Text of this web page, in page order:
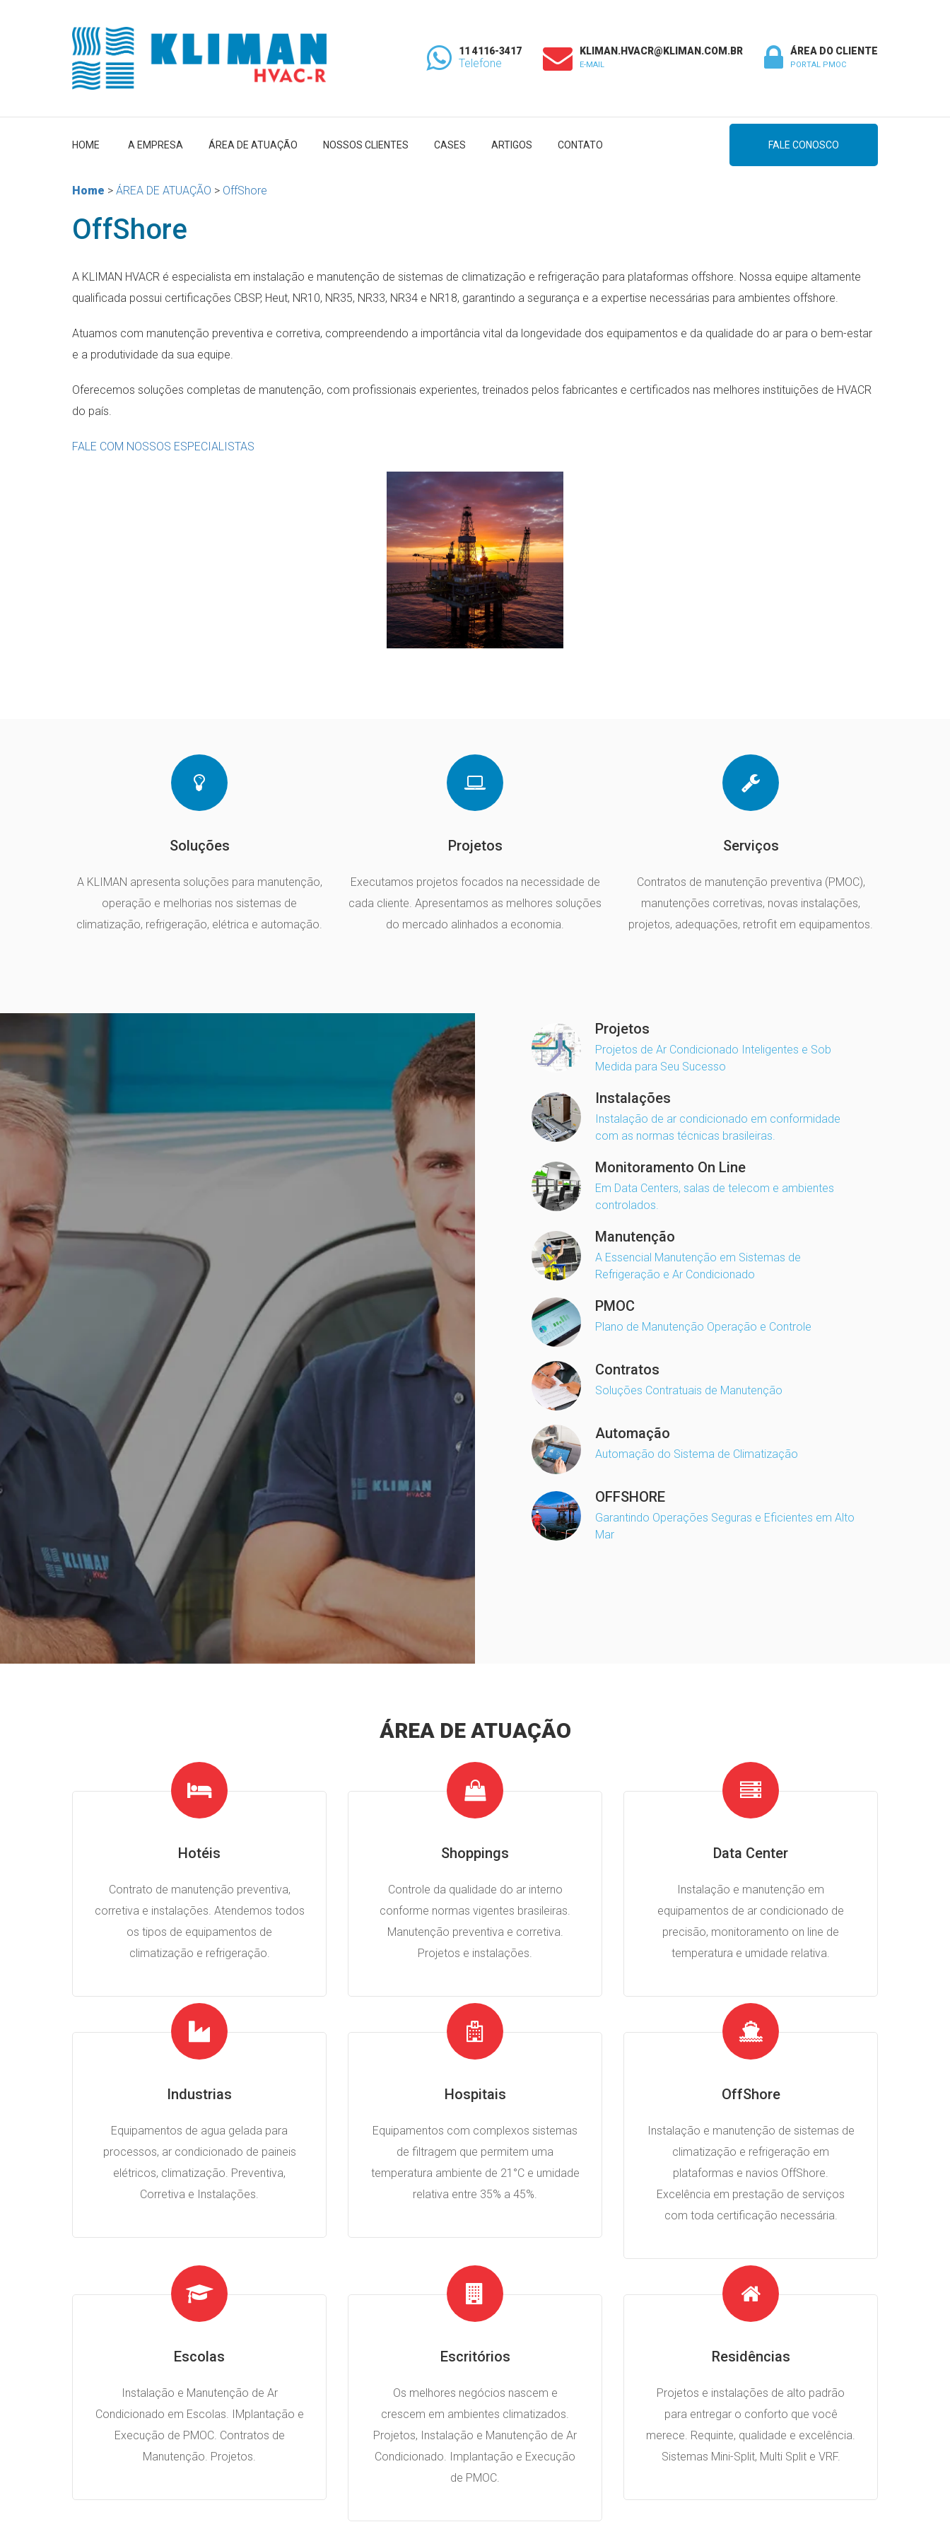
11 4116-3417
Telefone
KLIMAN.HVACR@KLIMAN.COM.BR
E-MAIL
ÁREA DO CLIENTE
PORTAL PMOC
HOME A EMPRESA ÁREA DE ATUAÇÃO NOSSOS CLIENTES CASES ARTIGOS CONTATO FALE CONOSCO
Home > ÁREA DE ATUAÇÃO > OffShore
OffShore
A KLIMAN HVACR é especialista em instalação e manutenção de sistemas de climatização e refrigeração para plataformas offshore. Nossa equipe altamente
qualificada possui certificações CBSP, Heut, NR10, NR35, NR33, NR34 e NR18, garantindo a segurança e a expertise necessárias para ambientes offshore.
Atuamos com manutenção preventiva e corretiva, compreendendo a importância vital da longevidade dos equipamentos e da qualidade do ar para o bem-estar
e a produtividade da sua equipe.
Oferecemos soluções completas de manutenção, com profissionais experientes, treinados pelos fabricantes e certificados nas melhores instituições de HVACR
do país.
FALE COM NOSSOS ESPECIALISTAS
Soluções
A KLIMAN apresenta soluções para manutenção,
operação e melhorias nos sistemas de
climatização, refrigeração, elétrica e automação.
Projetos
Executamos projetos focados na necessidade de
cada cliente. Apresentamos as melhores soluções
do mercado alinhados a economia.
Serviços
Contratos de manutenção preventiva (PMOC),
manutenções corretivas, novas instalações,
projetos, adequações, retrofit em equipamentos.
Projetos
Projetos de Ar Condicionado Inteligentes e Sob
Medida para Seu Sucesso
Instalações
Instalação de ar condicionado em conformidade
com as normas técnicas brasileiras.
Monitoramento On Line
Em Data Centers, salas de telecom e ambientes
controlados.
Manutenção
A Essencial Manutenção em Sistemas de
Refrigeração e Ar Condicionado
PMOC
Plano de Manutenção Operação e Controle
Contratos
Soluções Contratuais de Manutenção
Automação
Automação do Sistema de Climatização
OFFSHORE
Garantindo Operações Seguras e Eficientes em Alto
Mar
ÁREA DE ATUAÇÃO
Hotéis
Contrato de manutenção preventiva,
corretiva e instalações. Atendemos todos
os tipos de equipamentos de
climatização e refrigeração.
Shoppings
Controle da qualidade do ar interno
conforme normas vigentes brasileiras.
Manutenção preventiva e corretiva.
Projetos e instalações.
Data Center
Instalação e manutenção em
equipamentos de ar condicionado de
precisão, monitoramento on line de
temperatura e umidade relativa.
Industrias
Equipamentos de agua gelada para
processos, ar condicionado de paineis
elétricos, climatização. Preventiva,
Corretiva e Instalações.
Hospitais
Equipamentos com complexos sistemas
de filtragem que permitem uma
temperatura ambiente de 21°C e umidade
relativa entre 35% a 45%.
OffShore
Instalação e manutenção de sistemas de
climatização e refrigeração em
plataformas e navios OffShore.
Excelência em prestação de serviços
com toda certificação necessária.
Escolas
Instalação e Manutenção de Ar
Condicionado em Escolas. IMplantação e
Execução de PMOC. Contratos de
Manutenção. Projetos.
Escritórios
Os melhores negócios nascem e
crescem em ambientes climatizados.
Projetos, Instalação e Manutenção de Ar
Condicionado. Implantação e Execução
de PMOC.
Residências
Projetos e instalações de alto padrão
para entregar o conforto que você
merece. Requinte, qualidade e excelência.
Sistemas Mini-Split, Multi Split e VRF.